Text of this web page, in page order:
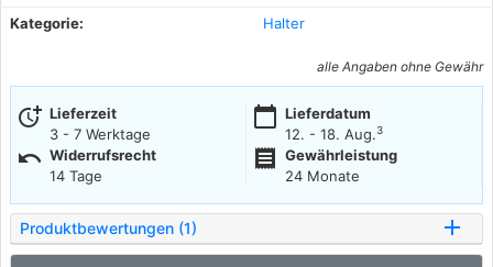
Kategorie:
Halter
alle Angaben ohne Gewähr
more_time Lieferzeit
3 - 7 Werktage
calendar_today Lieferdatum
12. - 18. Aug.3
undo Widerrufsrecht
14 Tage
receipt
Gewährleistung
24 Monate
Produktbewertungen (1)